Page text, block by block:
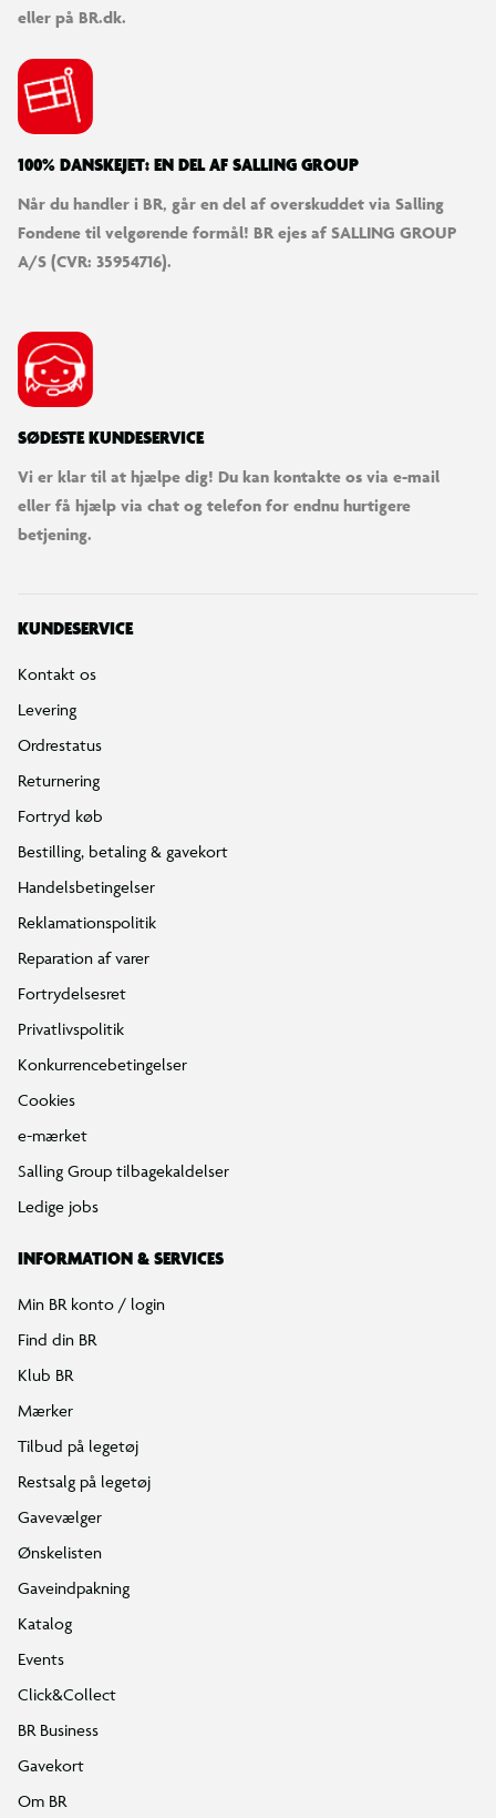
eller på BR.dk.
100% DANSKEJET: EN DEL AF SALLING GROUP
Når du handler i BR, går en del af overskuddet via Salling
Fondene til velgørende formål! BR ejes af SALLING GROUP
A/S (CVR: 35954716).
SØDESTE KUNDESERVICE
Vi er klar til at hjælpe dig! Du kan kontakte os via e-mail
eller få hjælp via chat og telefon for endnu hurtigere
betjening.
KUNDESERVICE
Kontakt os
Levering
Ordrestatus
Returnering
Fortryd køb
Bestilling, betaling & gavekort
Handelsbetingelser
Reklamationspolitik
Reparation af varer
Fortrydelsesret
Privatlivspolitik
Konkurrencebetingelser
Cookies
e-mærket
Salling Group tilbagekaldelser
Ledige jobs
INFORMATION & SERVICES
Min BR konto / login
Find din BR
Klub BR
Mærker
Tilbud på legetøj
Restsalg på legetøj
Gavevælger
Ønskelisten
Gaveindpakning
Katalog
Events
Click&Collect
BR Business
Gavekort
Om BR